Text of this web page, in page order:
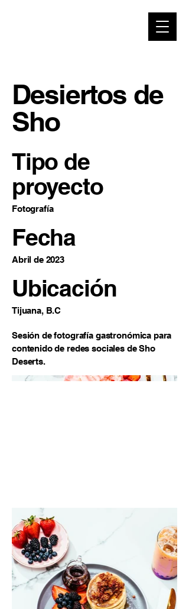
Desiertos de
Sho
Tipo de
proyecto
Fotografía
Fecha
Abril de 2023
Ubicación
Tijuana, B.C
Sesión de fotografía gastronómica para
contenido de redes sociales de Sho
Deserts.